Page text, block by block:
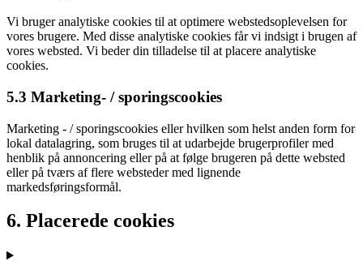
Vi bruger analytiske cookies til at optimere webstedsoplevelsen for
vores brugere. Med disse analytiske cookies får vi indsigt i brugen af
​​vores websted. Vi beder din tilladelse til at placere analytiske
cookies.
5.3 Marketing- / sporingscookies
Marketing - / sporingscookies eller hvilken som helst anden form for
lokal datalagring, som bruges til at udarbejde brugerprofiler med
henblik på annoncering eller på at følge brugeren på dette websted
eller på tværs af flere websteder med lignende
markedsføringsformål.
6. Placerede cookies